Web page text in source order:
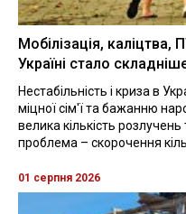
Мобілізація, каліцтва,
Україні стало
Нестабільність і криза в
міцної сім'ї та бажанню
велика кількість
проблема – скорочення
01 серпня 2026